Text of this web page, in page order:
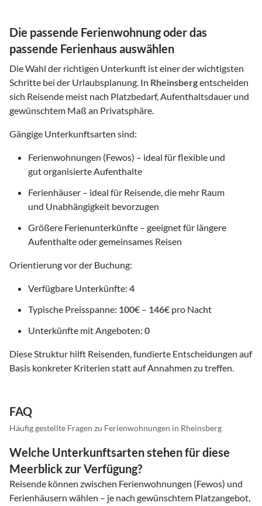
Die passende Ferienwohnung oder das
passende Ferienhaus auswählen
Die Wahl der richtigen Unterkunft ist einer der wichtigsten
Schritte bei der Urlaubsplanung. In Rheinsbergentscheiden
sich Reisende meist nach Platzbedarf, Aufenthaltsdauer und
gewünschtem Maß an Privatsphäre.
Gängige Unterkunftsarten sind:
Ferienwohnungen (Fewos) – ideal für flexible und
gut organisierte Aufenthalte
Ferienhäuser – ideal für Reisende, die mehr Raum
und Unabhängigkeit bevorzugen
Größere Ferienunterkünfte – geeignet für längere
Aufenthalte oder gemeinsames Reisen
Orientierung vor der Buchung:
Verfügbare Unterkünfte: 4
Typische Preisspanne: 100€ – 146€ pro Nacht
Unterkünfte mit Angeboten: 0
Diese Struktur hilft Reisenden, fundierte Entscheidungen auf
Basis konkreter Kriterien statt auf Annahmen zu treffen.
FAQ
Häufig gestellte Fragen zu Ferienwohnungen in Rheinsberg
Welche Unterkunftsarten stehen für diese
Meerblick zur Verfügung?
Reisende können zwischen Ferienwohnungen (Fewos) und
Ferienhäusern wählen – je nach gewünschtem Platzangebot,